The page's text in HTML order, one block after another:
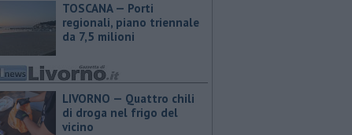
TOSCANA — Porti
regionali, piano triennale
da 7,5 milioni
LIVORNO — Quattro chili
di droga nel frigo del
vicino